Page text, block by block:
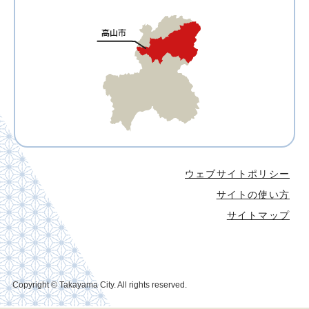
ウェブサイトポリシー
サイトの使い方
サイトマップ
Copyright © Takayama City. All rights reserved.